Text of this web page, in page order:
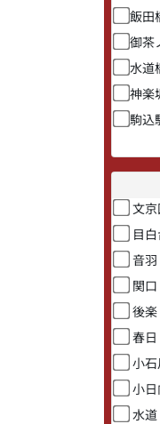
飯田
御茶
水道
神楽
駒込
文京
目
音羽
関口
後楽
春日
小石
小日
水道